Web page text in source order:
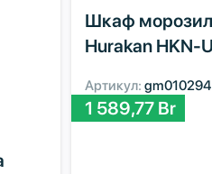
Шкаф
Hurakan HKN-
Артикул: gm010294
1 589,77 Br